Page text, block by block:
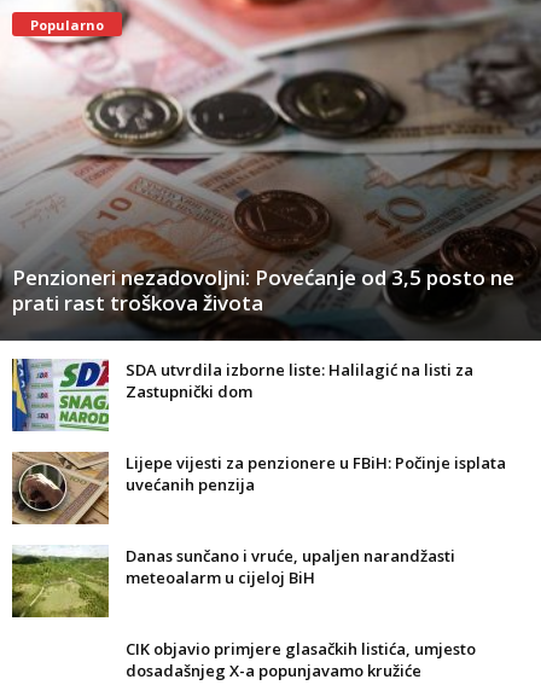
Popularno
Penzioneri nezadovoljni: Povećanje od 3,5 posto ne
prati rast troškova života
SDA utvrdila izborne liste: Halilagić na listi za
Zastupnički dom
Lijepe vijesti za penzionere u FBiH: Počinje isplata
uvećanih penzija
Danas sunčano i vruće, upaljen narandžasti
meteoalarm u cijeloj BiH
CIK objavio primjere glasačkih listića, umjesto
dosadašnjeg X-a popunjavamo kružiće